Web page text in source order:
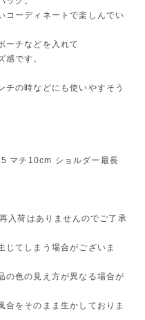
コーディネートで楽しんでい
ーチなどを入れて
感です。
チの時などにも使いやすそう
マチ10cm ショルダー最長
入荷はありませんのでご了承
じてしまう場合がございま
の色の見え方が異なる場合が
合をそのまま生かしておりま